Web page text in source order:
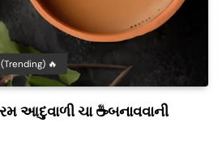
🔥
આદુવાળી ચા ☕બનાવવાની